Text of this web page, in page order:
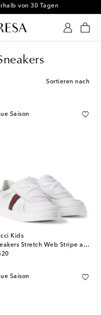
von 30 Tagen
Sortieren nach
Saison
Kids
Sneakers Stretch Web Stripe aus Leder
price
Saison